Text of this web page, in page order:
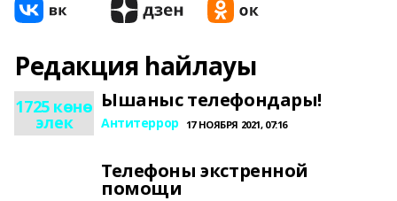
Редакция һайлауы
1725 көнө
элек
Ышаныс телефондары!
Антитеррор 17 НОЯБРЯ 2021, 07:16
Телефоны экстренной
помощи